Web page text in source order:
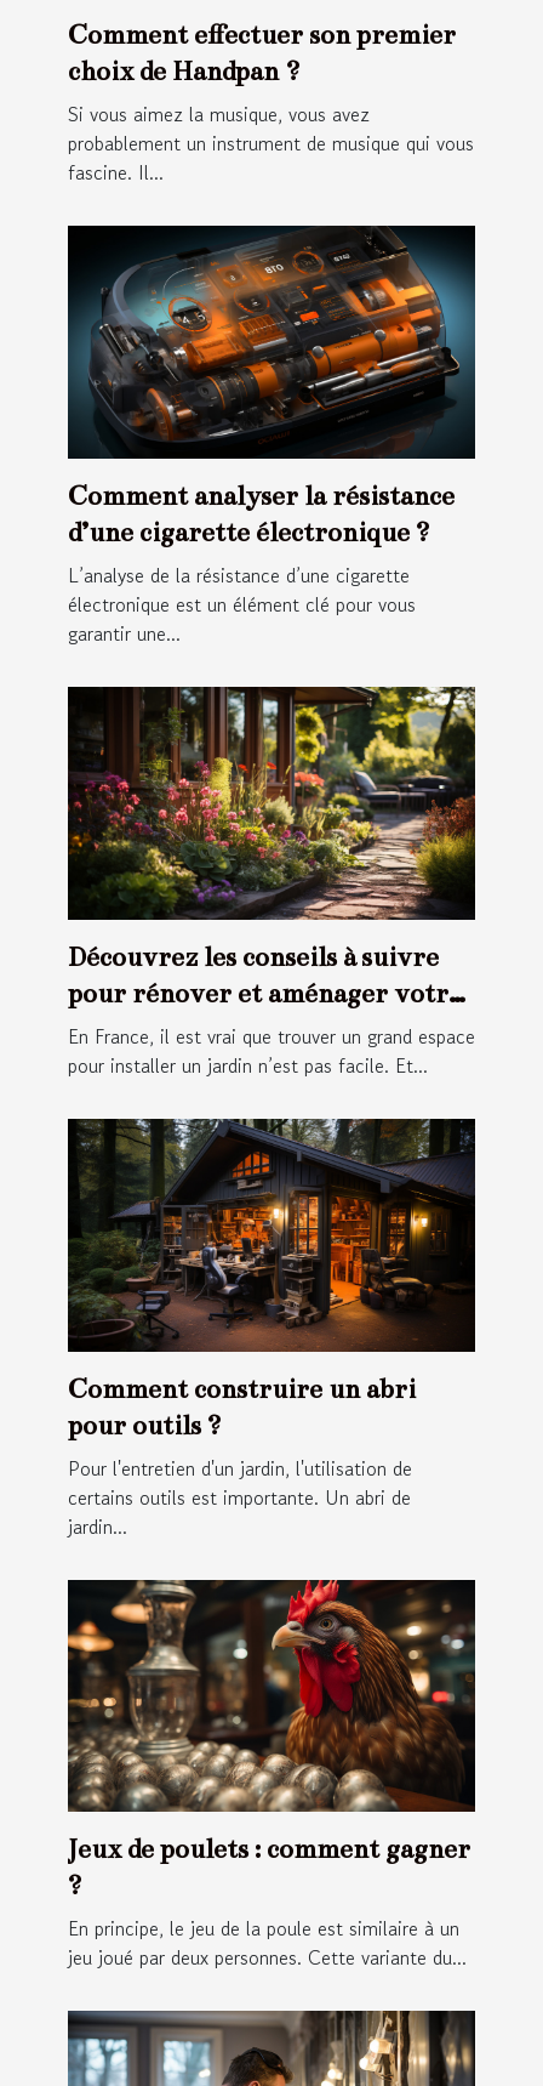
Comment effectuer son premier
choix de Handpan ?
Si vous aimez la musique, vous avez
probablement un instrument de musique qui vous
fascine. Il...
Comment analyser la résistance
d’une cigarette électronique ?
L’analyse de la résistance d’une cigarette
électronique est un élément clé pour vous
garantir une...
Découvrez les conseils à suivre
pour rénover et aménager votre
jardin
En France, il est vrai que trouver un grand espace
pour installer un jardin n’est pas facile. Et...
Comment construire un abri
pour outils ?
Pour l'entretien d'un jardin, l'utilisation de
certains outils est importante. Un abri de
jardin...
Jeux de poulets : comment gagner
?
En principe, le jeu de la poule est similaire à un
jeu joué par deux personnes. Cette variante du...